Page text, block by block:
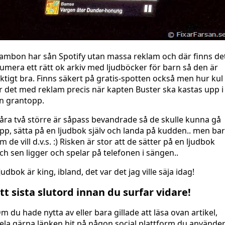
har sån Spotify utan massa reklam och där finns
ett rätt ok arkiv med ljudböcker för barn så den är
bra. Finns säkert på gratis-spotten också men hur kul
det med reklam precis när kapten Buster ska kastas upp i
grantopp.
två större är såpass bevandrade så de skulle kunna gå
sätta på en ljudbok själv och landa på kudden.. men
de vill d.v.s. :) Risken är stor att de sätter på en ljudbok
sen ligger och spelar på telefonen i sängen..
är king, ibland, det var det jag ville säja idag!
sista slutord innan du surfar vidare!
du hade nytta av eller bara gillade att läsa ovan artikel,